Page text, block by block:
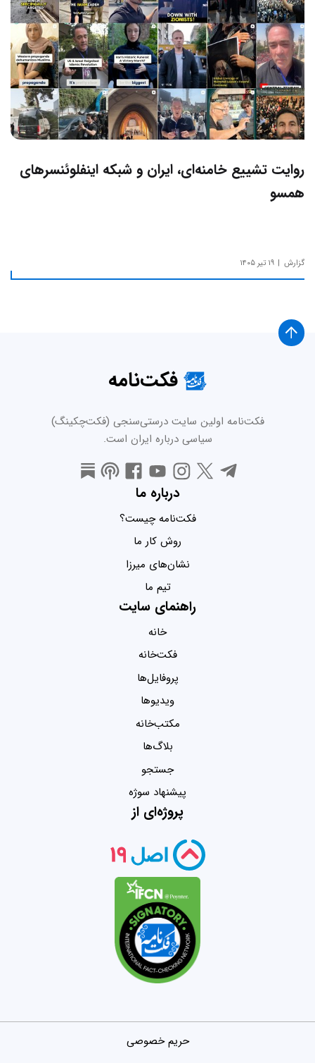
روایت تشییع خامنه‌ای، ایران و شبکه اینفلوئنسرهای
همسو
گزارش ۱۹ تیر ۱۴۰۵
فکت‌نامه
فکت‌نامه اولین سایت درستی‌سنجی (فکت‌چکینگ)
سیاسی درباره ایران است.
درباره ما
فکت‌نامه چیست؟
روش کار ما
نشان‌های میرزا
تیم ما
راهنمای سایت
خانه
فکت‌خانه
پروفایل‌ها
ویدیو‌ها
مکتب‌خانه
بلاگ‌ها
جستجو
پیشنهاد سوژه
پروژه‌ای از
حریم خصوصی